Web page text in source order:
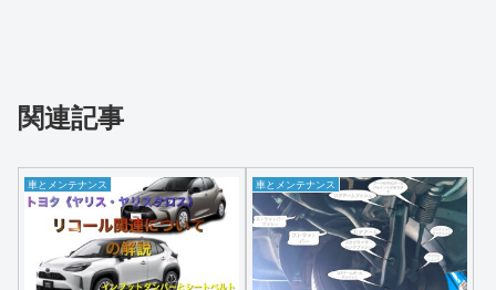
関連記事
車とメンテナンス 車とメンテナンス